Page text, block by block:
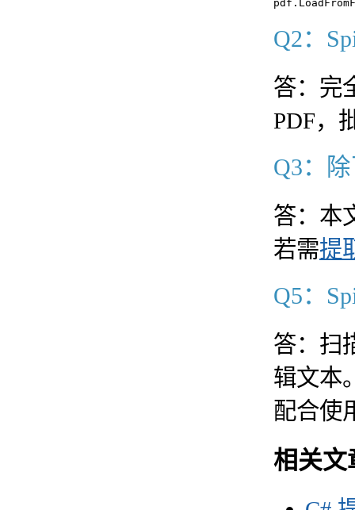
Q2：
答：完
PDF，
Q3：
答：本
若需提
Q5：
答：扫
辑文本
配合使
相关文